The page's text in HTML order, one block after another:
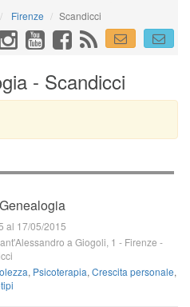
Firenze Scandicci
- Scandicci
al 17/05/2015
a Giogoli, 1 - Firenze -
, Psicoterapia,Crescita personale,